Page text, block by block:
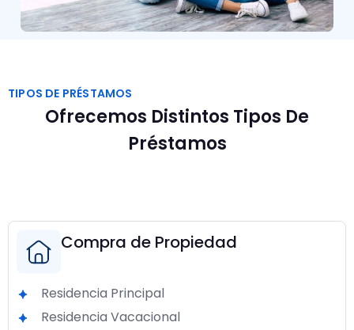
TIPOS DE PRÉSTAMOS
Ofrecemos Distintos Tipos De
Préstamos
Compra de Propiedad
Residencia Principal
Residencia Vacacional